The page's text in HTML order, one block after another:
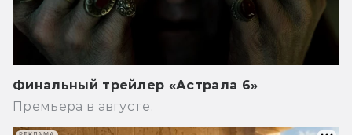
Финальный трейлер «Астрала 6»
Премьера в августе.